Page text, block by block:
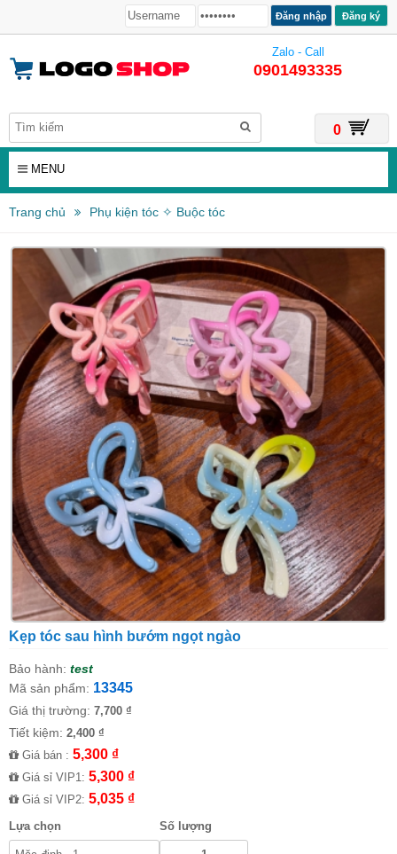
Đăng ký
Zalo - Call
0901493335
0
MENU
Trang chủ Phụ kiện tóc ✧ Buộc tóc
Kẹp tóc sau hình bướm ngọt ngào
Bảo hành: test
Mã sản phẩm: 13345
Giá thị trường: 7,700 ₫
Tiết kiệm: 2,400 ₫
Giá bán : 5,300 ₫
Giá sỉ VIP1: 5,300 ₫
Giá sỉ VIP2: 5,035 ₫
Lựa chọn Số lượng